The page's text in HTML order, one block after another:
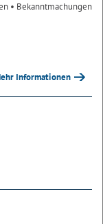
• Bekanntmachungen
Informationen